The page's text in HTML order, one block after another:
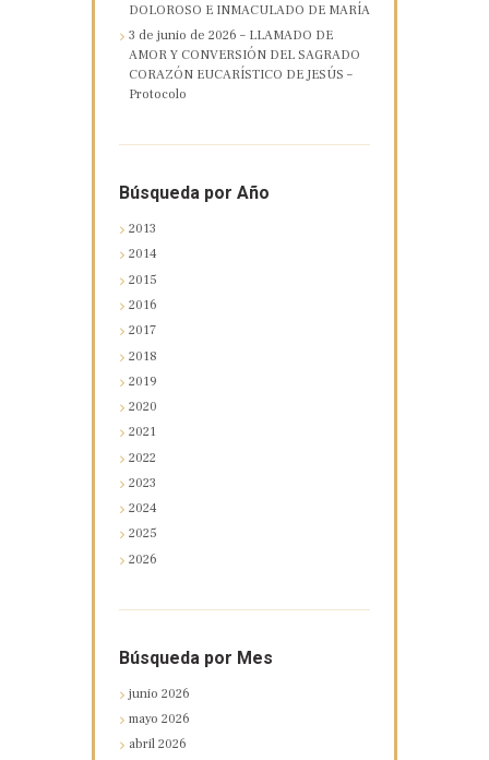
DOLOROSO E INMACULADO DE MARÍA
3 de junio de 2026 – LLAMADO DE
AMOR Y CONVERSIÓN DEL SAGRADO
CORAZÓN EUCARÍSTICO DE JESÚS –
Protocolo
Búsqueda por Año
2013
2014
2015
2016
2017
2018
2019
2020
2021
2022
2023
2024
2025
2026
Búsqueda por Mes
junio2026
mayo2026
abril2026